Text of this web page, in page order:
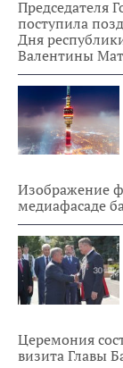
Председателя
поступила
Дня
Валентины
Изображение
медиафасаде
Церемония
визита Главы